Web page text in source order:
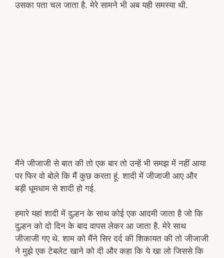
उसका पता चल जाता है. मेरे सामने भी अब यही समस्या थी.
मैंने जीजाजी से बात की तो एक बार तो उन्हें भी समझ में नहीं आया
पर फिर वो बोले कि मैं कुछ करता हूं. शादी में जीजाजी आए और
बड़ी धूमधाम से शादी हो गई.
हमारे यहां शादी में दुल्हन के साथ कोई एक आदमी जाता है जो कि
दुल्हन को दो दिन के बाद वापस लेकर आ जाता है. मेरे साथ
जीजाजी गए थे. शाम को मैंने सिर दर्द की शिकायत की तो जीजाजी
ने मुझे एक टेबलेट खाने को दी और कहा कि ये खा लो जिससे कि